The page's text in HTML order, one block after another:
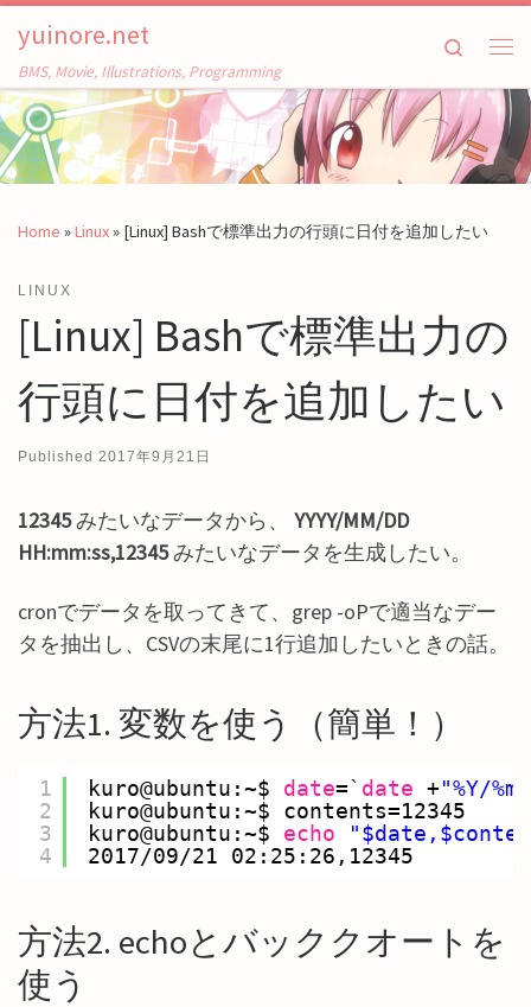
Skip to content
yuinore.net
BMS, Movie, Illustrations, Programming
Search
Home »Linux» [Linux] Bashで標準出力の行頭に日付を追加したい
LINUX
[Linux] Bashで標準出力の
行頭に日付を追加したい
Published 2017年9月21日
12345みたいなデータから、 YYYY/MM/DD
HH:mm:ss,12345みたいなデータを生成したい。
cronでデータを取ってきて、grep -oPで適当なデー
タを抽出し、CSVの末尾に1行追加したいときの話。
方法1. 変数を使う（簡単！）
1
2
3
4
kuro@ubuntu:~$ date=` date +"%Y/
kuro@ubuntu:~$ contents=12345
kuro@ubuntu:~$ echo
2017/09/21 02:25:26,12345
方法2. echoとバッククオートを
使う